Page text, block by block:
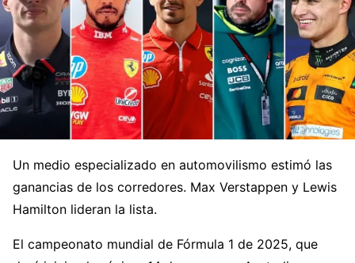
Un medio especializado en automovilismo estimó las
ganancias de los corredores. Max Verstappen y Lewis
Hamilton lideran la lista.
El campeonato mundial de Fórmula 1 de 2025, que